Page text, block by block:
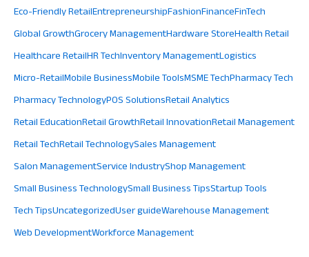
Eco-Friendly RetailEntrepreneurshipFashionFinanceFinTech
Global GrowthGrocery ManagementHardware StoreHealth Retail
Healthcare RetailHR TechInventory ManagementLogistics
Micro-RetailMobile BusinessMobile ToolsMSME TechPharmacy Tech
Pharmacy TechnologyPOS SolutionsRetail Analytics
Retail EducationRetail GrowthRetail InnovationRetail Management
Retail TechRetail TechnologySales Management
Salon ManagementService IndustryShop Management
Small Business TechnologySmall Business TipsStartup Tools
Tech TipsUncategorizedUser guideWarehouse Management
Web DevelopmentWorkforce Management